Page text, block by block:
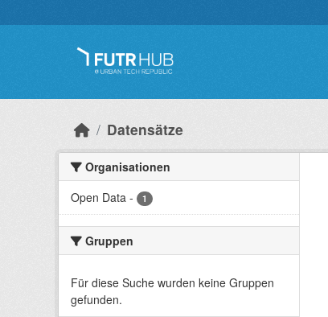
Datensätze
Organisationen
Open Data - 1
Gruppen
Für diese Suche wurden keine Gruppen
gefunden.